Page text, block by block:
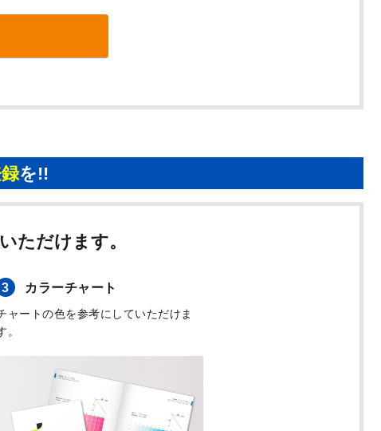
を!!
ただけます。
3 カラーチャート
ャートの色を参考にしていただけま
。